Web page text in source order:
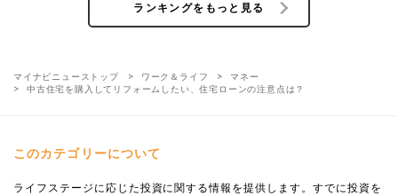
ランキングをもっと見る
マイナビニューストップ ワーク＆ライフ
マネー
中古住宅を購入してリフォームしたい、住宅ローンの注意点は？
このカテゴリーについて
ライフステージに応じた投資に関する情報を提供します。すでに投資を